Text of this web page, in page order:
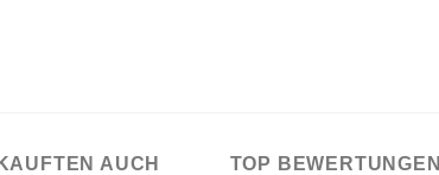
AUCH TOP BEWERTUNGEN